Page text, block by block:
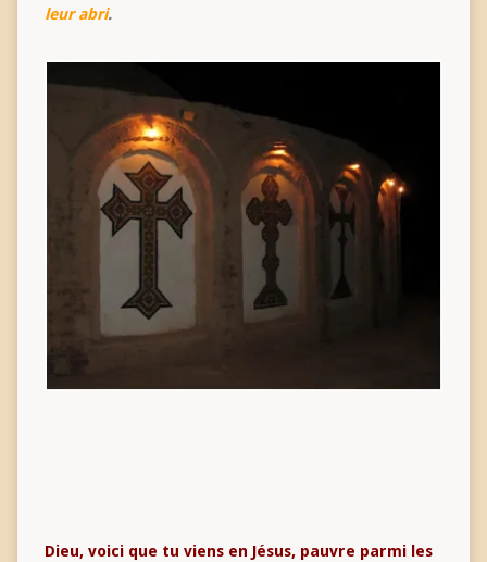
leur abri.
Dieu, voici que tu viens en Jésus, pauvre parmi les